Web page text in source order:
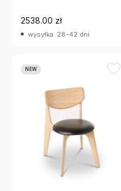
2538.00 zł
wysyłka: 28-42 dni
NEW